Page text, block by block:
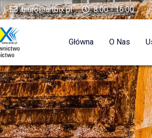
biuro@artbix.pl 8:00 - 16:00
Główna O Nas